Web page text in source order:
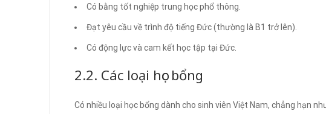
Có bằng tốt nghiệp trung học phổ thông.
Đạt yêu cầu về trình độ tiếng Đức (thường là B1 trở lên).
Có động lực và cam kết học tập tại Đức.
2.2. Các loại học bổng
Có nhiều loại học bổng dành cho sinh viên Việt Nam, chẳng hạn